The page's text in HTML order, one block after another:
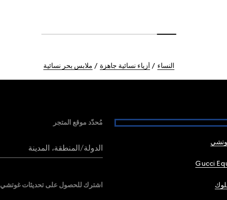
النساء أزياء نسائية جاهزة ملابس بحر نسائية
Gucci
مُحدّد موقع المتجر
الدولة/المنطقة، المدينة
اشترك للحصول على تحديثات غوتشي